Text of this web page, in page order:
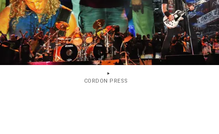
CORDON PRESS